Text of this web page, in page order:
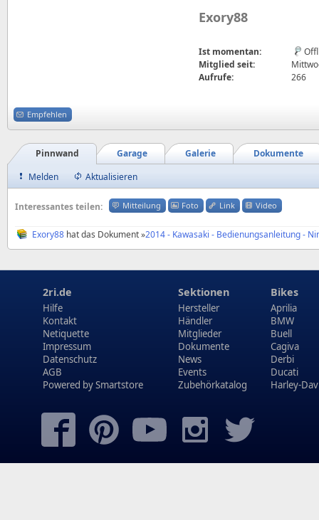
Exory88
Ist momentan:
Mitglied seit:
Aufrufe:
266
Empfehlen
Dokumente
Galerie
Garage
Pinnwand
Melden
Aktualisieren
Interessantes teilen: Mitteilung Foto Link Video
Exory88 hat das Dokument »2014 - Kawasaki - Bedienungsanleitung -
2ri.de
Hilfe
Kontakt
Netiquette
Impressum
Datenschutz
AGB
Powered bySmartstore
Sektionen
Hersteller
Händler
Mitglieder
Dokumente
News
Events
Zubehörkatalog
Bikes
Aprilia
BMW
Buell
Cagiva
Derbi
Ducati
Harley-